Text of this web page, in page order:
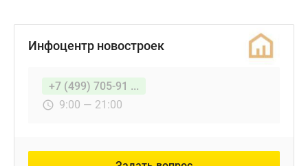
Инфоцентр новостроек
+7 (499) 705-91 ...
9:00 — 21:00